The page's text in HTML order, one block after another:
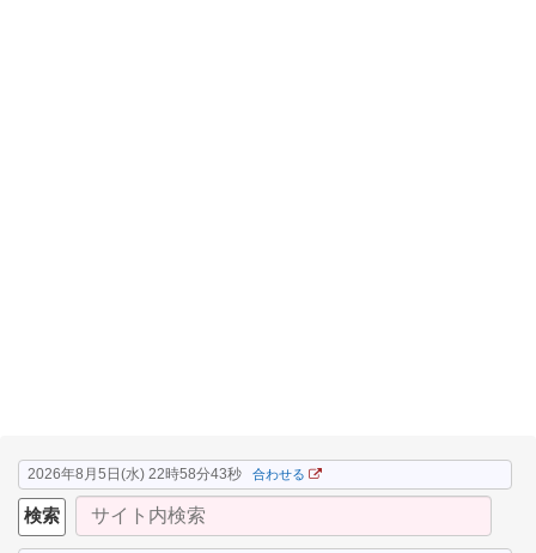
2026年8月5日(水) 22時58分44秒 合わせる